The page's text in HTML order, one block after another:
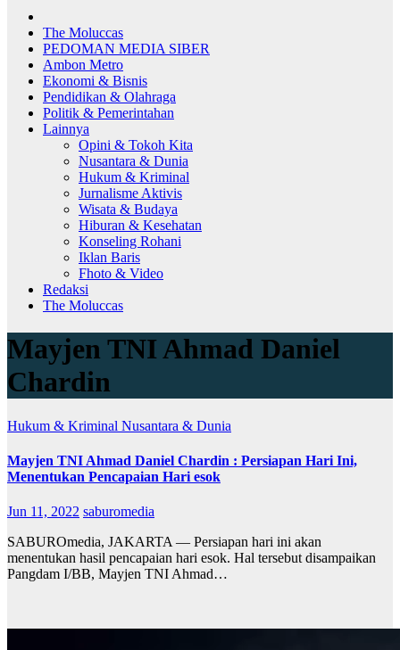
The Moluccas
PEDOMAN MEDIA SIBER
Ambon Metro
Ekonomi & Bisnis
Pendidikan & Olahraga
Politik & Pemerintahan
Lainnya
Opini & Tokoh Kita
Nusantara & Dunia
Hukum & Kriminal
Jurnalisme Aktivis
Wisata & Budaya
Hiburan & Kesehatan
Konseling Rohani
Iklan Baris
Fhoto & Video
Redaksi
The Moluccas
Mayjen TNI Ahmad Daniel
Chardin
Hukum & Kriminal Nusantara & Dunia
Mayjen TNI Ahmad Daniel Chardin : Persiapan Hari Ini,
Menentukan Pencapaian Hari esok
Jun 11, 2022 saburomedia
SABUROmedia, JAKARTA — Persiapan hari ini akan
menentukan hasil pencapaian hari esok. Hal tersebut disampaikan
Pangdam I/BB, Mayjen TNI Ahmad…